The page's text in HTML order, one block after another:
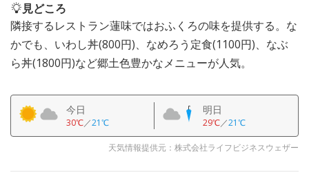
見どころ
隣接するレストラン蓮味ではおふくろの味を提供する。な
かでも、いわし丼(800円)、なめろう定食(1100円)、なぶ
ら丼(1800円)など郷土色豊かなメニューが人気。
今日
30℃／21℃
明日
29℃／21℃
天気情報提供元：株式会社ライフビジネスウェザー